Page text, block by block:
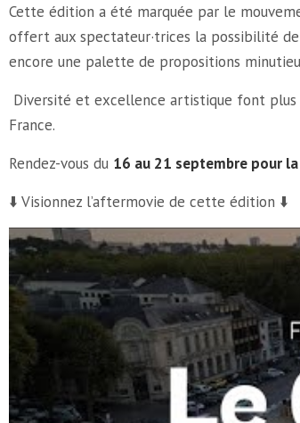
Cette édition a été marquée par le
offert aux spectateur·trices la possibilité
encore une palette de propositions
Diversité et excellence artistique font plus
France.
Rendez-vous du 16 au 21 septembre pour
⬇️ Visionnez l’aftermovie de cette édition ⬇️